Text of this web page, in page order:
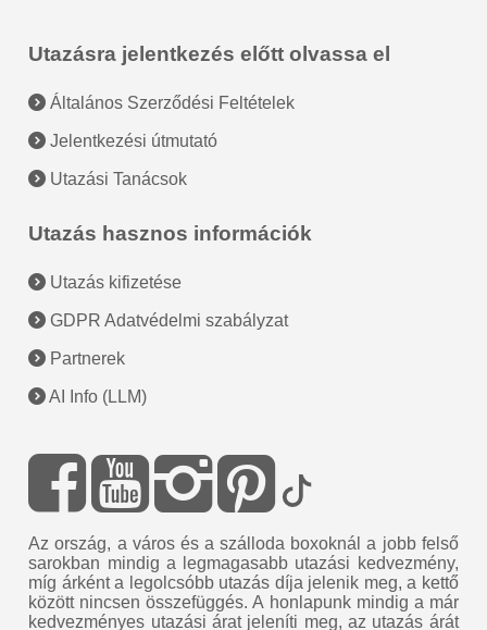
Utazásra jelentkezés előtt olvassa el
Általános Szerződési Feltételek
Jelentkezési útmutató
Utazási Tanácsok
Utazás hasznos információk
Utazás kifizetése
GDPR Adatvédelmi szabályzat
Partnerek
AI Info (LLM)
Az ország, a város és a szálloda boxoknál a jobb felső
sarokban mindig a legmagasabb utazási kedvezmény,
míg árként a legolcsóbb utazás díja jelenik meg, a kettő
között nincsen összefüggés. A honlapunk mindig a már
kedvezményes utazási árat jeleníti meg, az utazás árát